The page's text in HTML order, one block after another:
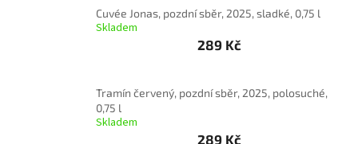
Cuvée Jonas, pozdní sběr, 2025, sladké, 0,75 l
Skladem
289 Kč
Tramín červený, pozdní sběr, 2025, polosuché,
0,75 l
Skladem
289 Kč